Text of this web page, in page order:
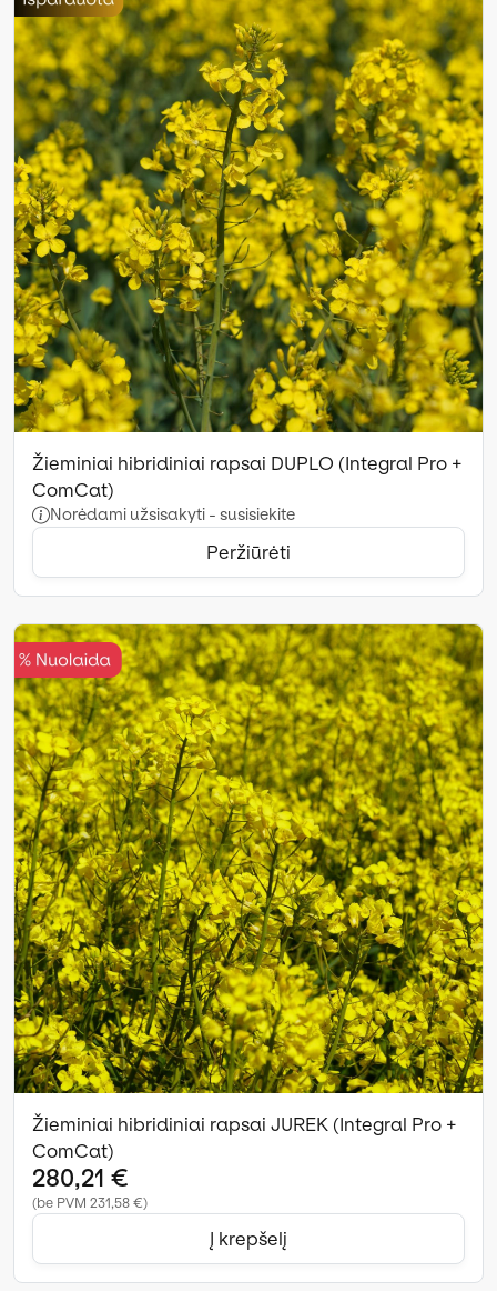
Žieminiai hibridiniai rapsai DUPLO (Integral Pro +
ComCat)
Norėdami užsisakyti - susisiekite
Peržiūrėti
Žieminiai hibridiniai rapsai JUREK (Integral Pro +
ComCat)
280,21 €
(be PVM 231,58 €)
Į krepšelį